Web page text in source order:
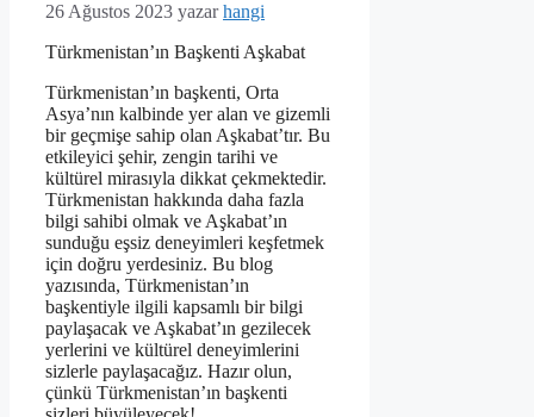
26 Ağustos 2023 yazarhangi
Türkmenistan’ın Başkenti Aşkabat
Türkmenistan’ın başkenti, Orta
Asya’nın kalbinde yer alan ve gizemli
bir geçmişe sahip olan Aşkabat’tır. Bu
etkileyici şehir, zengin tarihi ve
kültürel mirasıyla dikkat çekmektedir.
Türkmenistan hakkında daha fazla
bilgi sahibi olmak ve Aşkabat’ın
sunduğu eşsiz deneyimleri keşfetmek
için doğru yerdesiniz. Bu blog
yazısında, Türkmenistan’ın
başkentiyle ilgili kapsamlı bir bilgi
paylaşacak ve Aşkabat’ın gezilecek
yerlerini ve kültürel deneyimlerini
sizlerle paylaşacağız. Hazır olun,
çünkü Türkmenistan’ın başkenti